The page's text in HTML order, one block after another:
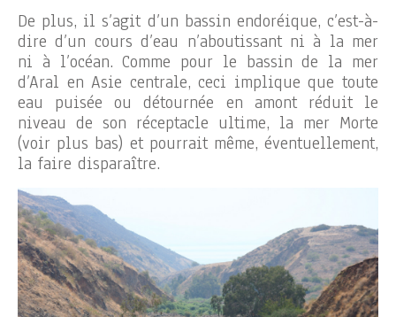
De plus, il s’agit d’un bassin endoréique, c’est-à-
dire d’un cours d’eau n’aboutissant ni à la mer
ni à l’océan. Comme pour le bassin de la mer
d’Aral en Asie centrale, ceci implique que toute
eau puisée ou détournée en amont réduit le
niveau de son réceptacle ultime, la mer Morte
(voir plus bas) et pourrait même, éventuellement,
la faire disparaître.